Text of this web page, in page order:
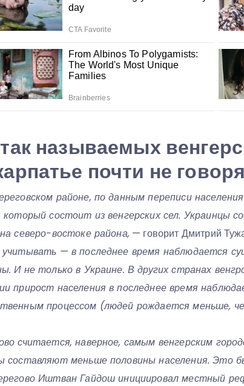
называемых
почти не
районе, по данным переписи
который состоит из венгерских сел. Украинцы
северо-востоке района, — говорит Дмитрий
— в последнее время наблюдается
И не только в Украине. В других странах
прирост населения в последнее время
процессом (людей рождается меньше,
считается, наверное, самым венгерским
составляют меньше половины населения. Это
Иштван Гайдош инициировал местный